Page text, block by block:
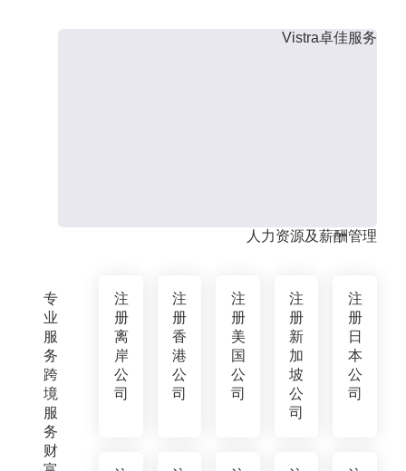
专
业
服
务
跨
境
服
务
财
Vistra卓佳服务
人力资源及薪酬管理
注
册
离
岸
公
司
注
册
香
港
公
司
注
册
美
国
公
司
注
册
新
加
坡
公
司
注
册
日
本
公
司